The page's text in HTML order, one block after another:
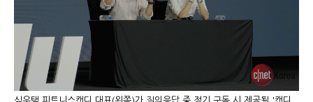
심우택 피트니스캔디 대표(왼쪽)가 질의응답 중 정기 구독 시 제공될 '캔디